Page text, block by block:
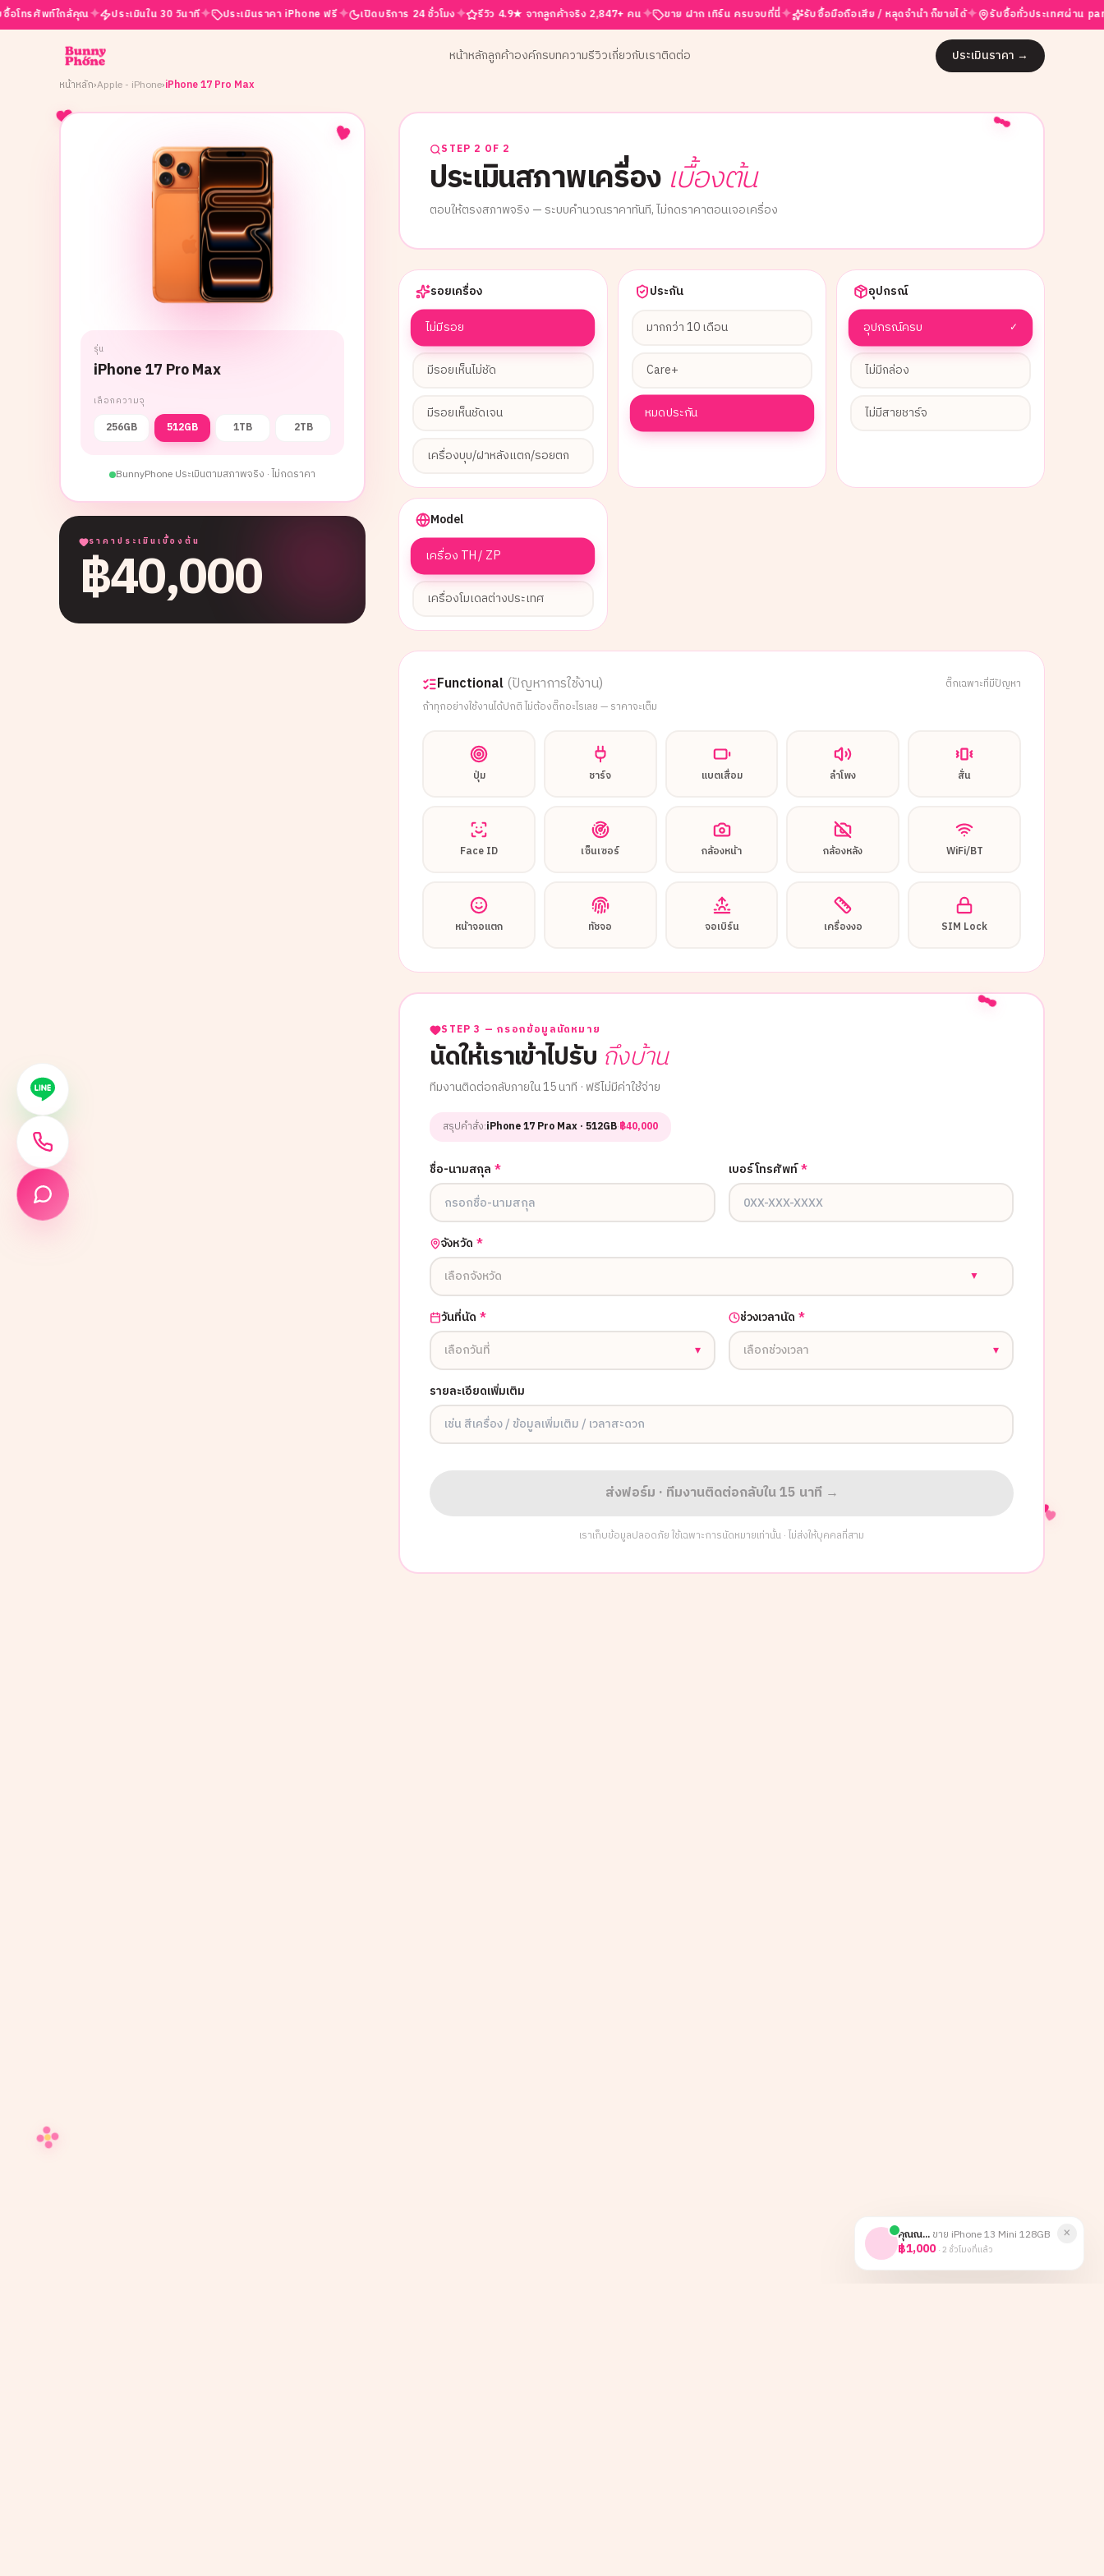
คุณณ... ขาย iPhone 13 Mini 128GB
฿1,000 ·2 ชั่วโมงที่แล้ว
×
ใกล้คุณ✦ ประเมินใน 30 วินาที✦ ประเมินราคา iPhone ฟรี✦ เปิดบริการ 24 ชั่วโมง ✦ รีวิว 4.9★ จากลูกค้าจริง 2,847+ คน✦ ขาย ฝาก เทิร์น ครบจบที่นี่✦ รับซื้อมือถือเสีย / หลุดจำนำ ก็ขายได้✦ รับซื้อทั่วประเทศผ่าน partner✦
หน้าหลักลูกค้าองค์กรบทความรีวิวเกี่ยวกับเราติดต่อ ประเมินราคา →
หน้าหลัก›Apple - iPhone›iPhone 17 Pro Max
รุ่น
iPhone 17 Pro Max
เลือกความจุ
256GB 512GB 1TB 2TB
BunnyPhone ประเมินตามสภาพจริง · ไม่กดราคา
ราคาประเมินเบื้องต้น
฿40,000
STEP 2 OF 2
ประเมินสภาพเครื่อง เบื้องต้น
ตอบให้ตรงสภาพจริง — ระบบคำนวณราคาทันที, ไม่กดราคาตอนเจอเครื่อง
รอยเครื่อง
ไม่มีรอย
มีรอยเห็นไม่ชัด
มีรอยเห็นชัดเจน
เครื่องบุบ/ฝาหลังแตก/รอยตก
ประกัน
มากกว่า 10 เดือน
Care+
หมดประกัน
อุปกรณ์
อุปกรณ์ครบ ✓
ไม่มีกล่อง
ไม่มีสายชาร์จ
Model
เครื่อง TH / ZP
เครื่องโมเดลต่างประเทศ
Functional(ปัญหาการใช้งาน)
ติ๊กเฉพาะที่มีปัญหา
ถ้าทุกอย่างใช้งานได้ปกติ ไม่ต้องติ๊กอะไรเลย — ราคาจะเต็ม
ปุ่ม ชาร์จ แบตเสื่อม ลำโพง สั่น
Face ID เซ็นเซอร์ กล้องหน้า กล้องหลัง WiFi/BT
หน้าจอแตก ทัชจอ จอเบิร์น เครื่องงอ SIM Lock
STEP 3 — กรอกข้อมูลนัดหมาย
นัดให้เราเข้าไปรับ ถึงบ้าน
ทีมงานติดต่อกลับภายใน 15 นาที · ฟรีไม่มีค่าใช้จ่าย
สรุปคำสั่ง:iPhone 17 Pro Max · 512GB·฿40,000
ชื่อ-นามสกุล * เบอร์โทรศัพท์*
จังหวัด *
เลือกจังหวัด
▼
วันที่นัด *
เลือกวันที่
▾
ช่วงเวลานัด *
เลือกช่วงเวลา
▾
รายละเอียดเพิ่มเติม
ส่งฟอร์ม · ทีมงานติดต่อกลับใน 15 นาที →
เราเก็บข้อมูลปลอดภัย ใช้เฉพาะการนัดหมายเท่านั้น · ไม่ส่งให้บุคคลที่สาม